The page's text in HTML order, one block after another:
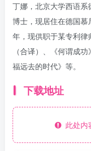
丁娜，北京大学西语
博士，现居住在德国
年，现供职于某专利律
（合译）、《何谓成
福远去的时代》等。
下载地址
此处内